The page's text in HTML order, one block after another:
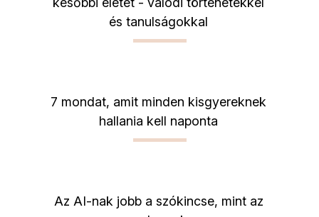
és tanulságokkal
7 mondat, amit minden kisgyereknek
hallania kell naponta
Az AI-nak jobb a szókincse, mint az